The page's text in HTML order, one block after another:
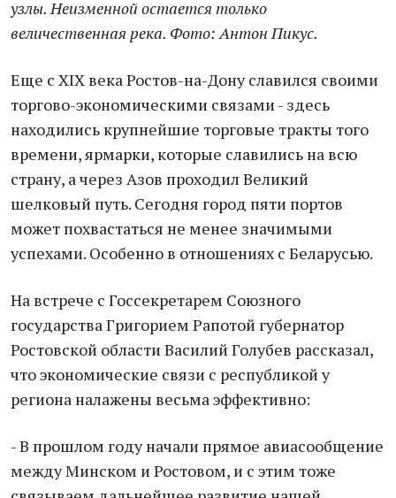
узлы. Неизменной остается только
величественная река. Фото: Антон Пикус.
Еще с XIX века Ростов-на-Дону славился своими
торгово-экономическими связами - здесь
находились крупнейшие торговые тракты того
времени, ярмарки, которые славились на всю
страну, а через Азов проходил Великий
шелковый путь. Сегодня город пяти портов
может похвастаться не менее значимыми
успехами. Особенно в отношениях с Беларусью.
На встрече с Госсекретарем Союзного
государства Григорием Рапотой губернатор
Ростовской области Василий Голубев рассказал,
что экономические связи с республикой у
региона налажены весьма эффективно:
- В прошлом году начали прямое авиасообщение
между Минском и Ростовом, и с этим тоже